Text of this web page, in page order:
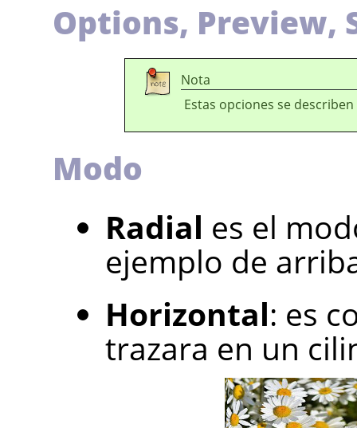
Options, Preview,
Nota
Estas opciones se
Modo
Radial es el
ejemplo de
Horizontal: es
trazara en un